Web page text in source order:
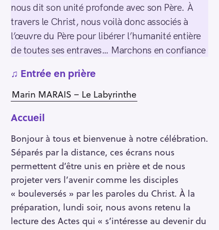
nous dit son unité profonde avec son Père. À
travers le Christ, nous voilà donc associés à
l’œuvre du Père pour libérer l’humanité entière
de toutes ses entraves… Marchons en confiance
♫ Entrée en prière
Marin MARAIS – Le Labyrinthe
Accueil
Bonjour à tous et bienvenue à notre célébration.
Séparés par la distance, ces écrans nous
permettent d’être unis en prière et de nous
projeter vers l’avenir comme les disciples
« bouleversés » par les paroles du Christ. À la
préparation, lundi soir, nous avons retenu la
lecture des Actes qui « s’intéresse au devenir du